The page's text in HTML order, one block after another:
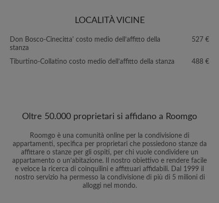
LOCALITÀ VICINE
Don Bosco-Cinecitta' costo medio dell’affitto della
stanza
527 €
Tiburtino-Collatino costo medio dell’affitto della stanza 488 €
Oltre 50.000 proprietari si affidano a Roomgo
Roomgo è una comunità online per la condivisione di
appartamenti, specifica per proprietari che possiedono stanze da
affittare o stanze per gli ospiti, per chi vuole condividere un
appartamento o un’abitazione. Il nostro obiettivo e rendere facile
e veloce la ricerca di coinquilini e affittuari affidabili. Dal 1999 il
nostro servizio ha permesso la condivisione di più di 5 milioni di
alloggi nel mondo.